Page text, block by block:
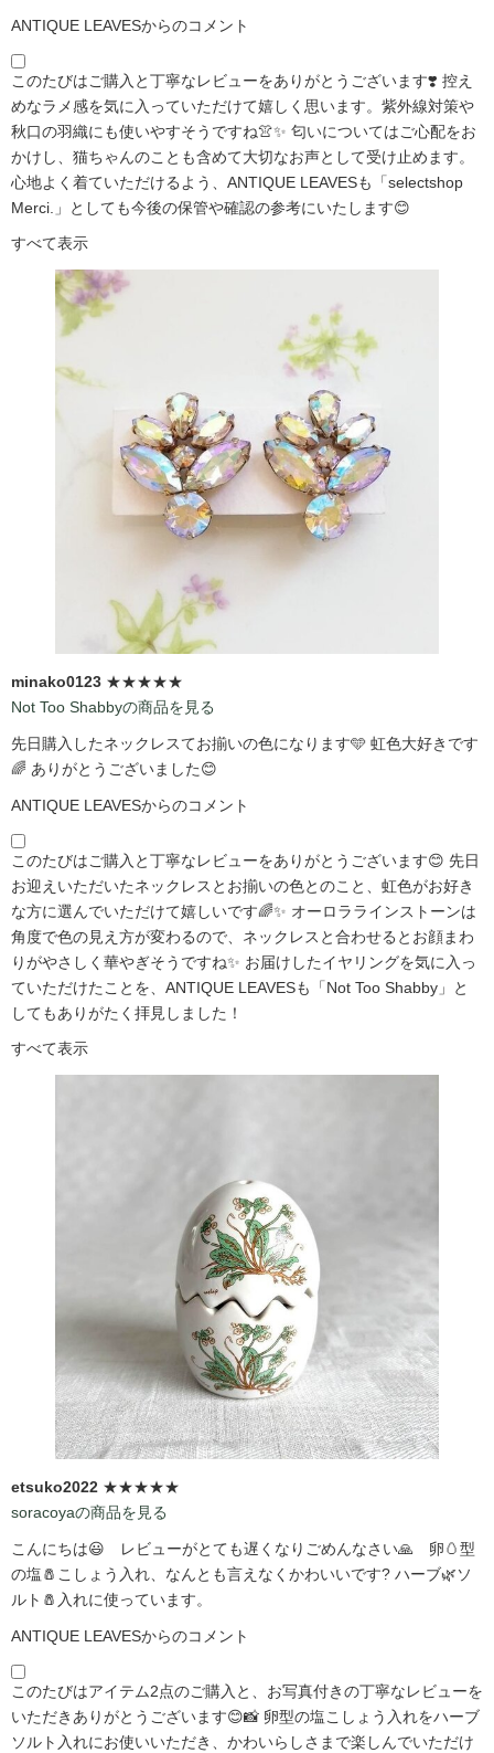
ANTIQUE LEAVESからのコメント
このたびはご購入と丁寧なレビューをありがとうございます❣️ 控え
めなラメ感を気に入っていただけて嬉しく思います。紫外線対策や
秋口の羽織にも使いやすそうですね👚✨ 匂いについてはご心配をお
かけし、猫ちゃんのことも含めて大切なお声として受け止めます。
心地よく着ていただけるよう、ANTIQUE LEAVESも「selectshop
Merci.」としても今後の保管や確認の参考にいたします😊
すべて表示
minako0123 ★★★★★
Not Too Shabbyの商品を見る
先日購入したネックレスてお揃いの色になります🩵 虹色大好きです
🌈 ありがとうございました😊
ANTIQUE LEAVESからのコメント
このたびはご購入と丁寧なレビューをありがとうございます😊 先日
お迎えいただいたネックレスとお揃いの色とのこと、虹色がお好き
な方に選んでいただけて嬉しいです🌈✨ オーロララインストーンは
角度で色の見え方が変わるので、ネックレスと合わせるとお顔まわ
りがやさしく華やぎそうですね✨ お届けしたイヤリングを気に入っ
ていただけたことを、ANTIQUE LEAVESも「Not Too Shabby」と
してもありがたく拝見しました！
すべて表示
etsuko2022 ★★★★★
soracoyaの商品を見る
こんにちは😃 レビューがとても遅くなりごめんなさい🙏 卵🥚型
の塩🧂こしょう入れ、なんとも言えなくかわいいです?️ ハーブ🌿ソ
ルト🧂入れに使っています。
ANTIQUE LEAVESからのコメント
このたびはアイテム2点のご購入と、お写真付きの丁寧なレビューを
いただきありがとうございます😊📸 卵型の塩こしょう入れをハーブ
ソルト入れにお使いいただき、かわいらしさまで楽しんでいただけ